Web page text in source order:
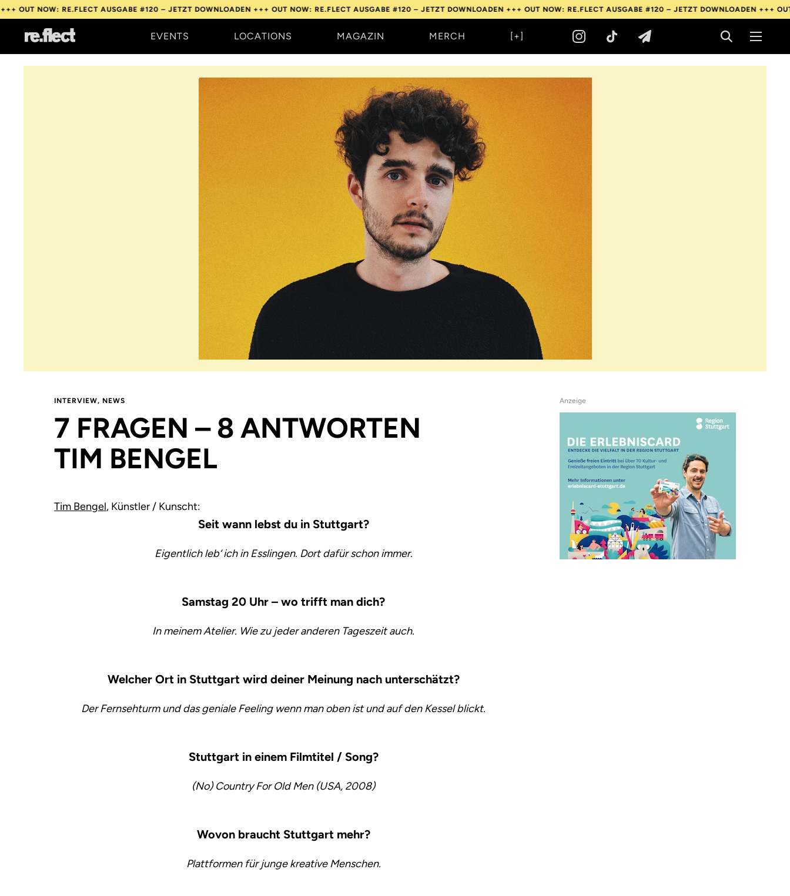
RE.FLECT AUSGABE #120 – JETZT DOWNLOADEN +++OUT NOW: RE.FLECT AUSGABE #120 – JETZT DOWNLOADEN +++OUT NOW: RE.FLECT AUSGABE #120 – JETZT DOWNLOADEN +++OUT NOW:
EVENTS LOCATIONS MAGAZIN MERCH [+]
INTERVIEW, NEWS
7 FRAGEN – 8 ANTWORTEN
TIM BENGEL
Tim Bengel, Künstler / Kunscht:
Seit wann lebst du in Stuttgart?
Eigentlich leb‘ ich in Esslingen. Dort dafür schon immer.
Samstag 20 Uhr – wo trifft man dich?
In meinem Atelier. Wie zu jeder anderen Tageszeit auch.
Welcher Ort in Stuttgart wird deiner Meinung nach unterschätzt?
Der Fernsehturm und das geniale Feeling wenn man oben ist und auf den Kessel blickt.
Stuttgart in einem Filmtitel / Song?
(No) Country For Old Men (USA, 2008)
Wovon braucht Stuttgart mehr?
Plattformen für junge kreative Menschen.
Anzeige